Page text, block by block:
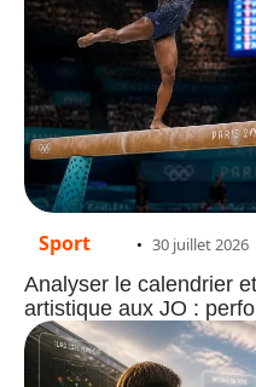
Sport 30 juillet 2026
Analyser le calendrier
artistique aux JO :